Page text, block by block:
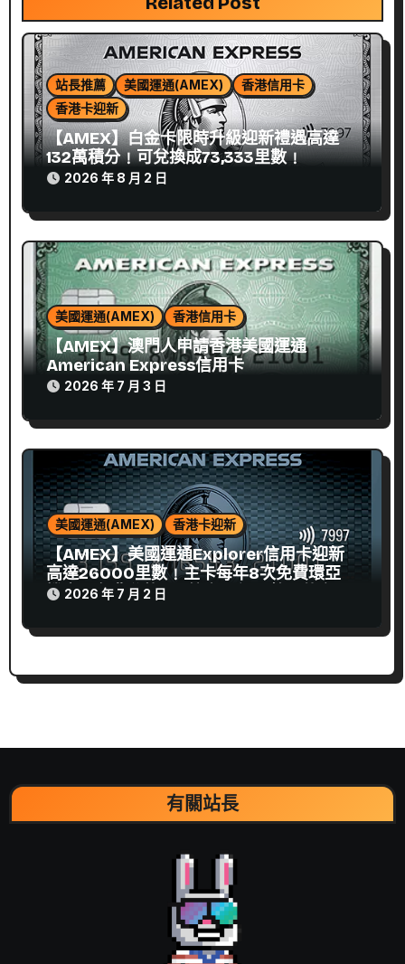
站長推薦 美國運通(AMEX)
香港信用卡
香港卡迎新
【AMEX】白金卡限時升級迎新禮遇高達
132萬積分﹗可兌換成73,333里數﹗
2026 年 8 月 2 日
美國運通(AMEX) 香港信用卡
【AMEX】澳門人申請香港美國運通
American Express信用卡
2026 年 7 月 3 日
美國運通(AMEX) 香港卡迎新
【AMEX】美國運通Explorer信用卡迎新
高達26000里數﹗主卡每年8次免費環亞候
機室﹗免費兌換8間航空飛行里數、萬豪及
2026 年 7 月 2 日
有關站長